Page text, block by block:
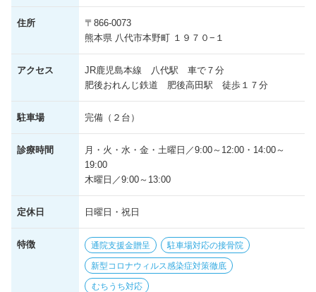
住所
〒866-0073
熊本県 八代市本野町 １９７０−１
アクセス
JR鹿児島本線 八代駅 車で７分
肥後おれんじ鉄道 肥後高田駅 徒歩１７分
駐車場 完備（２台）
診療時間
月・火・水・金・土曜日／9:00～12:00・14:00～
19:00
木曜日／9:00～13:00
定休日 日曜日・祝日
特徴 通院支援金贈呈 駐車場対応の接骨院
新型コロナウィルス感染症対策徹底
むちうち対応